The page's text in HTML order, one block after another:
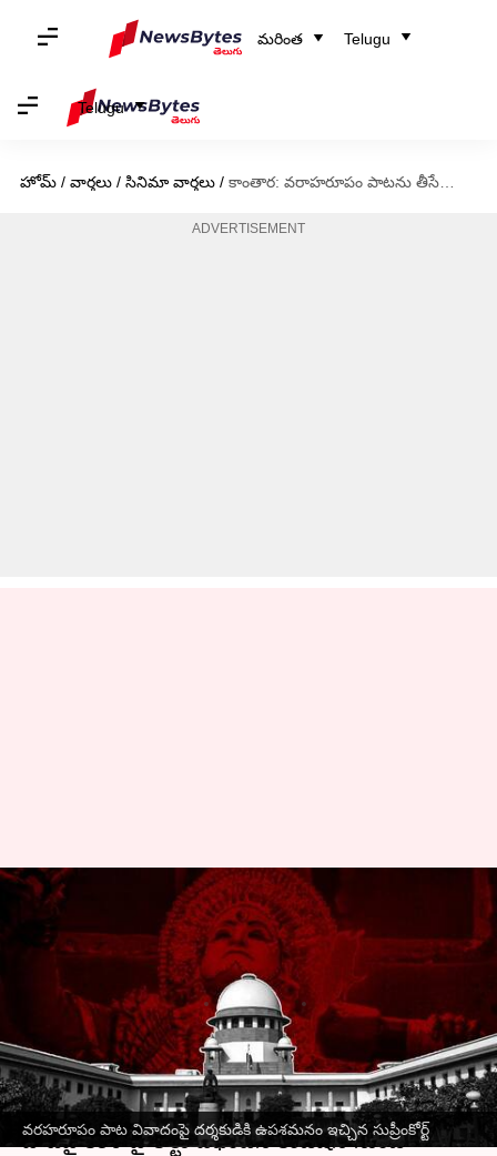
మరింత Telugu
Telugu
హోమ్ / వార్తలు / సినిమా వార్తలు / కాంతార: వరాహరూపం పాటను తీసేయాల్సిన అవసరం లేదన్న సుప్రీంకోర్టు
ADVERTISEMENT
వరహరూపం పాట వివాదంపై దర్శకుడికి ఉపశమనం ఇచ్చిన సుప్రీంకోర్ట్
కాంతార: వరాహరూపం పాటను
తీసేయాల్సిన అవసరం లేదన్న
సుప్రీంకోర్టు
వ్రాసిన వారు Sriram Pranateja Feb 10, 2023 03:10 pm
ఈ వార్తాకథనం ఏంటి
కన్నడ మూవీకాంతారసినిమాలోని వరాహరూపం
పాటపై కేరళ హైకోర్టు విధించిన కండీషన్ నుండి